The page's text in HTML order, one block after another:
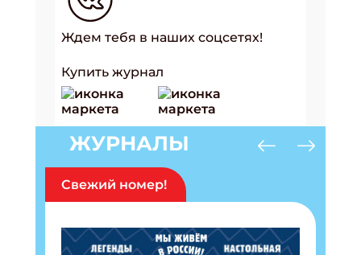
Ждем тебя в наших соцсетях!
Купить журнал
ЖУРНАЛЫ
Свежий номер!